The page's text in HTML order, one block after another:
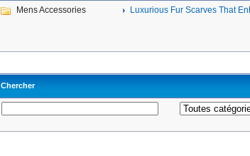
Mens Accessories Luxurious Fur Scarves That
Chercher